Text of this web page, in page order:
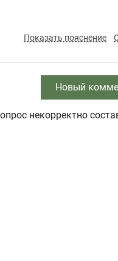
Показать пояснение
Новый
некорректно